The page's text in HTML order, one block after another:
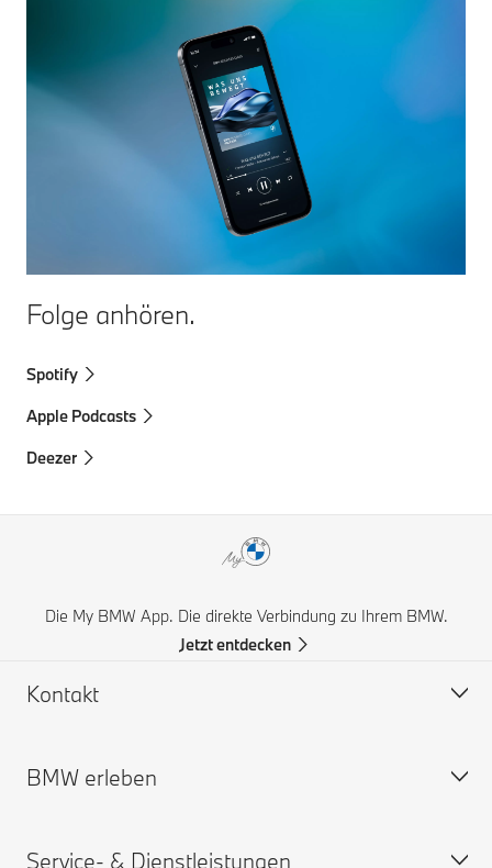
Folge anhören.
Spotify
Apple Podcasts
Deezer
Die My BMW App. Die direkte Verbindung zu Ihrem BMW.
Jetzt entdecken
Kontakt
Hilfe & Kontakt
BMW Partner finden
BMW erleben
BMW Karriere
Service- & Dienstleistungen